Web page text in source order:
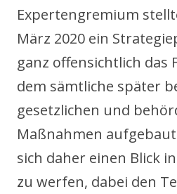
Expertengremium
März 2020 ein
ganz offensichtlich das
dem sämtliche später
gesetzlichen und
Maßnahmen
sich daher einen Blick
zu werfen, dabei den